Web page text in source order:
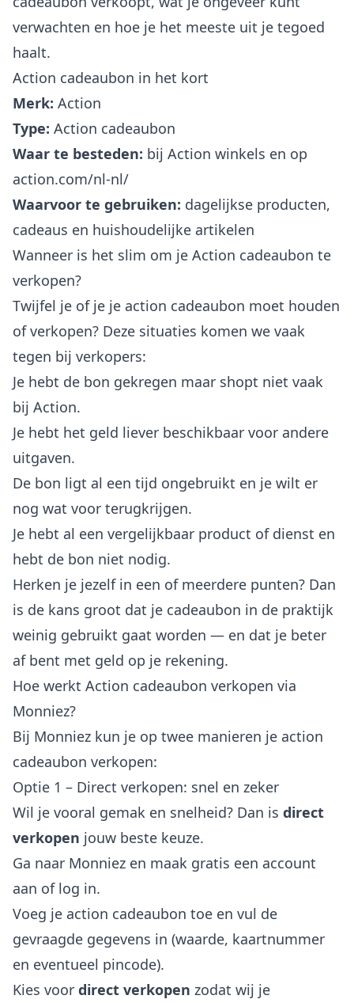
verwachten en hoe je het meeste uit je tegoed
haalt.
Action cadeaubon in het kort
Merk: Action
Type: Action cadeaubon
Waar te besteden: bij Action winkels en op
action.com/nl-nl/
Waarvoor te gebruiken: dagelijkse producten,
cadeaus en huishoudelijke artikelen
Wanneer is het slim om je Action cadeaubon te
verkopen?
Twijfel je of je je action cadeaubon moet houden
of verkopen? Deze situaties komen we vaak
tegen bij verkopers:
Je hebt de bon gekregen maar shopt niet vaak
bij Action.
Je hebt het geld liever beschikbaar voor andere
uitgaven.
De bon ligt al een tijd ongebruikt en je wilt er
nog wat voor terugkrijgen.
Je hebt al een vergelijkbaar product of dienst en
hebt de bon niet nodig.
Herken je jezelf in een of meerdere punten? Dan
is de kans groot dat je cadeaubon in de praktijk
weinig gebruikt gaat worden — en dat je beter
af bent met geld op je rekening.
Hoe werkt Action cadeaubon verkopen via
Monniez?
Bij Monniez kun je op twee manieren je action
cadeaubon verkopen:
Optie 1 – Direct verkopen: snel en zeker
Wil je vooral gemak en snelheid? Dan is direct
verkopen jouw beste keuze.
Ga naar Monniez en maak gratis een account
aan of log in.
Voeg je action cadeaubon toe en vul de
gevraagde gegevens in (waarde, kaartnummer
en eventueel pincode).
Kies voor direct verkopen zodat wij je